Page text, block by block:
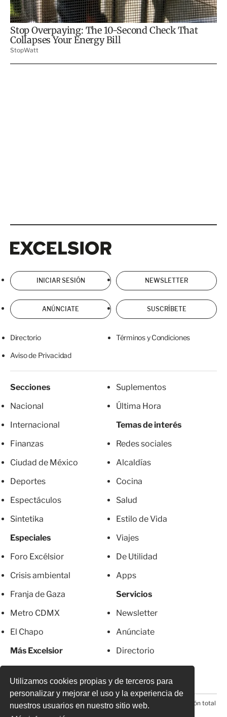
Utilizamos cookies propias y de terceros para
personalizar y mejorar el uso y la experiencia de
nuestros usuarios en nuestro sitio web.
INICIAR SESIÓN NEWSLETTER
ANÚNCIATE SUSCRÍBETE
Directorio Términos y Condiciones
Aviso de Privacidad
Secciones
Nacional
Internacional
Finanzas
Ciudad de México
Deportes
Espectáculos
Sintetika
Especiales
Foro Excélsior
Crisis ambiental
Franja de Gaza
Metro CDMX
El Chapo
Más Excelsior
Suplementos
Última Hora
Temas de interés
Redes sociales
Alcaldías
Cocina
Salud
Estilo de Vida
Viajes
De Utilidad
Apps
Servicios
Newsletter
Anúnciate
Directorio
© 2026 Todos los derechos reservados. Prohibida la reproducción total
o parcial, incluyendo cualquier medio electrónico*